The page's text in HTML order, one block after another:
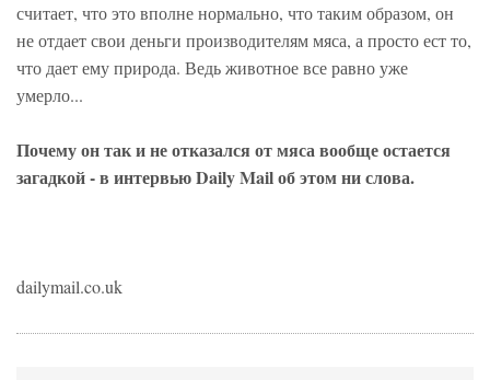
считает, что это вполне нормально, что таким образом, он
не отдает свои деньги производителям мяса, а просто ест то,
что дает ему природа. Ведь животное все равно уже
умерло...
Почему он так и не отказался от мяса вообще остается
загадкой - в интервью Daily Mail об этом ни слова.
dailymail.co.uk